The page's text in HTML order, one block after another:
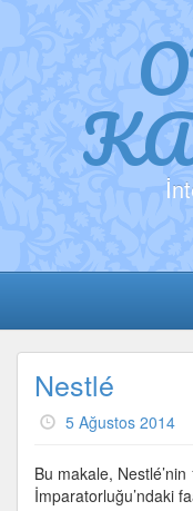
Nestlé
5 Ağustos 2014
Bu makale,
İmparatorluğu’ndaki